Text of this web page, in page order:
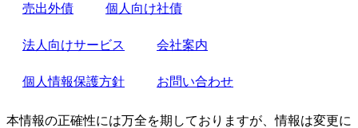
売出外債 個人向け社債
法人向けサービス 会社案内
個人情報保護方針 お問い合わせ
本情報の正確性には万全を期しておりますが、情報は変更に